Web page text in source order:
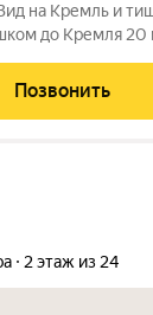
на Кремль и
20 минут, до метро 5
Позвонить
2 этаж из 24